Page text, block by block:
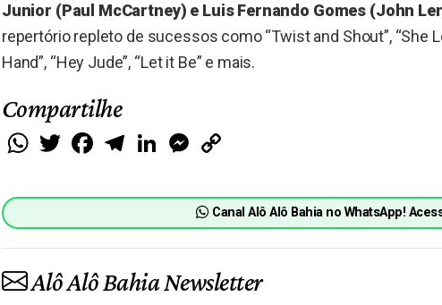
Junior (Paul McCartney) e Luis Fernando Gomes (John
repertório repleto de sucessos como “Twist and Shout”, “She
Hand”, “Hey Jude”, “Let it Be” e mais.
Compartilhe
WhatsApp
Twitter FacebookTelegramLinkedIn Messenger
Canal Alô Alô Bahia no WhatsApp!
Alô Alô Bahia Newsletter